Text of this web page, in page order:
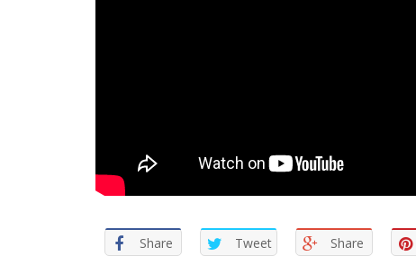
Share Tweet Share